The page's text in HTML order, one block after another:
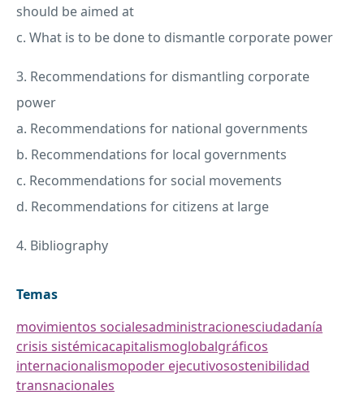
should be aimed at
c. What is to be done to dismantle corporate power
3. Recommendations for dismantling corporate
power
a. Recommendations for national governments
b. Recommendations for local governments
c. Recommendations for social movements
d. Recommendations for citizens at large
4. Bibliography
Temas
movimientos socialesadministracionesciudadanía
crisis sistémicacapitalismoglobalgráficos
internacionalismopoder ejecutivosostenibilidad
transnacionales